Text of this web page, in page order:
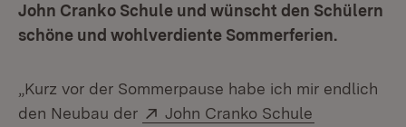
John Cranko Schule und wünscht den Schülern
schöne und wohlverdiente Sommerferien.
„Kurz vor der Sommerpause habe ich mir endlich
den Neubau der
Extern:
John Cranko Schule